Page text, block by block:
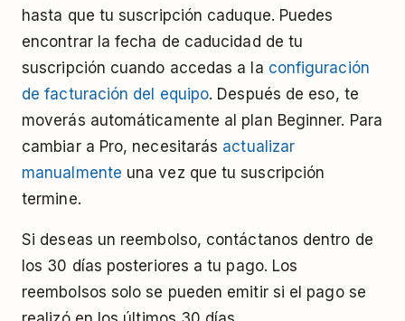
hasta que tu suscripción caduque. Puedes
encontrar la fecha de caducidad de tu
suscripción cuando accedas a la configuración
de facturación del equipo. Después de eso, te
moverás automáticamente al plan Beginner. Para
cambiar a Pro, necesitarás actualizar
manualmente una vez que tu suscripción
termine.
Si deseas un reembolso, contáctanos dentro de
los 30 días posteriores a tu pago. Los
reembolsos solo se pueden emitir si el pago se